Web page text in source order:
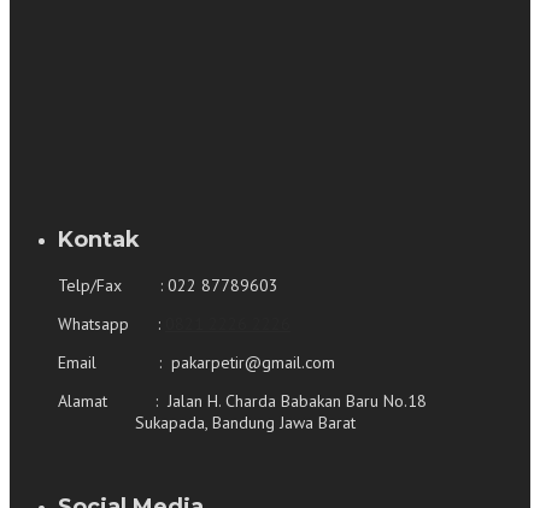
Kontak
Telp/Fax : 022 87789603
Whatsapp :
Email : pakarpetir@gmail.com
Alamat : Jalan H. Charda Babakan Baru No.18
Sukapada, Bandung Jawa Barat